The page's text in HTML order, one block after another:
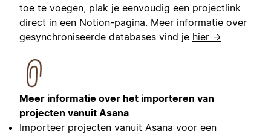
toe te voegen, plak je eenvoudig een projectlink
direct in een Notion-pagina. Meer informatie over
gesynchroniseerde databases vind je hier →
Meer informatie over het importeren van
projecten vanuit Asana
Importeer projecten vanuit Asana voor een